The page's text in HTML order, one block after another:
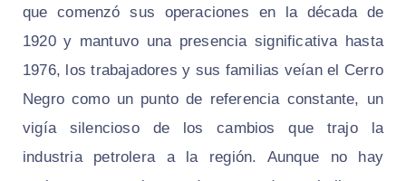
que comenzó sus operaciones en la década de
1920 y mantuvo una presencia significativa hasta
1976, los trabajadores y sus familias veían el Cerro
Negro como un punto de referencia constante, un
vigía silencioso de los cambios que trajo la
industria petrolera a la región. Aunque no hay